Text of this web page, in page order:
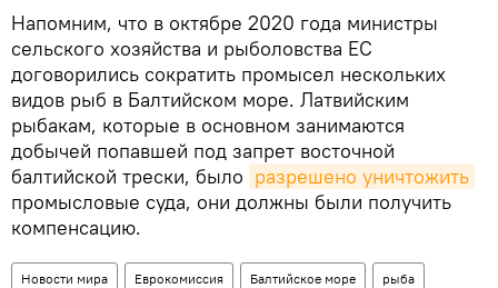
Напомним, что в октябре 2020 года министры
сельского хозяйства и рыболовства ЕС
договорились сократить промысел нескольких
видов рыб в Балтийском море. Латвийским
рыбакам, которые в основном занимаются
добычей попавшей под запрет восточной
балтийской трески, было разрешено уничтожить
промысловые суда, они должны были получить
компенсацию.
Новости мира Еврокомиссия Балтийское море рыба